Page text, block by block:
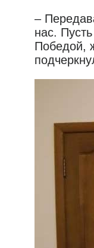
–
нас.
Победой,